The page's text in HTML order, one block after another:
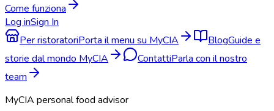
Come funziona
Log inSign In
Per ristoratoriPorta il menu su MyCIA BlogGuide e
storie dal mondo MyCIA
ContattiParla con il nostro
team
MyCIA personal food advisor